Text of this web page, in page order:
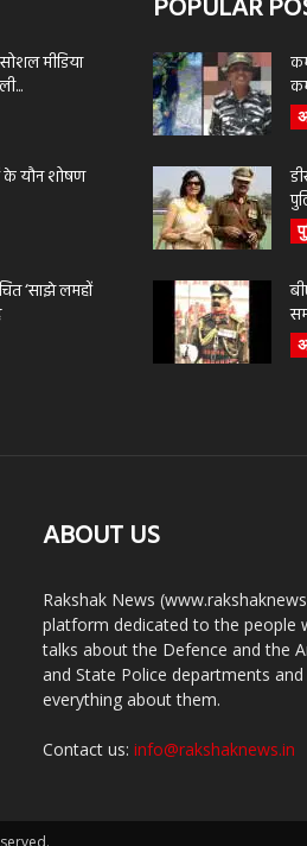
मीडिया
यौन शोषण
‘साझे लमहों
POPULAR
ABOUT US
Rakshak News
platform dedicated to the people
talks about the Defence and the
and State Police departments
everything about them.
Contact us: info@rakshaknews.in